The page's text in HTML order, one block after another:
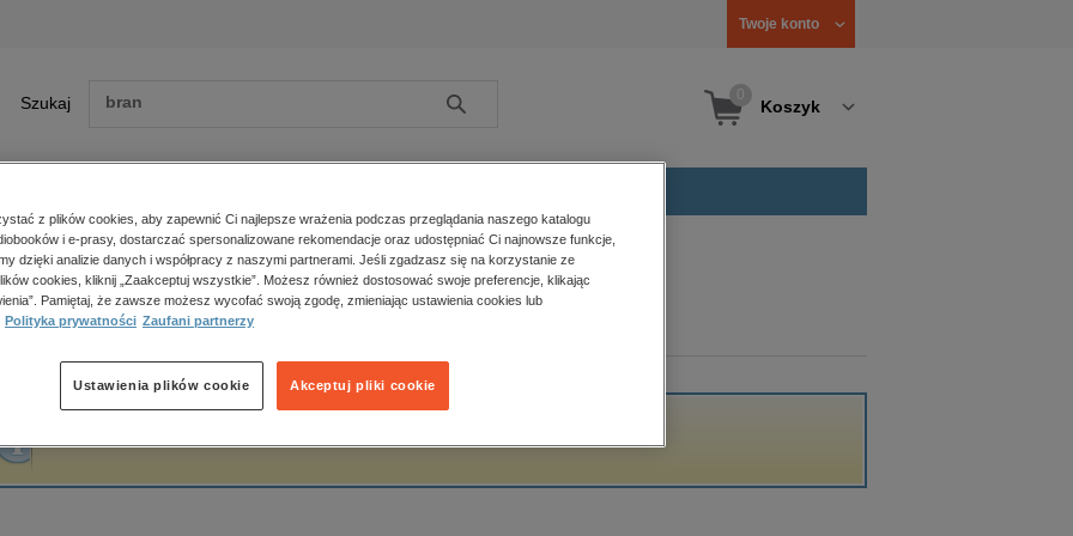
Twoje konto
Szukaj Szukaj Koszyk
Zobacz wszystkie E-prasa
polityka, społeczno-informacyjne
psychologiczne
popularno-naukowe
historia
główna Jan Grzenia
Grzenia
z plików cookies, aby zapewnić Ci najlepsze wrażenia podczas przeglądania naszego katalogu
i e-prasy, dostarczać spersonalizowane rekomendacje oraz udostępniać Ci najnowsze funkcje,
dzięki analizie danych i współpracy z naszymi partnerami. Jeśli zgadzasz się na korzystanie ze
cookies, kliknij „Zaakceptuj wszystkie”. Możesz również dostosować swoje preferencje, klikając
Pamiętaj, że zawsze możesz wycofać swoją zgodę, zmieniając ustawienia cookies lub
Polityka prywatności Zaufani partnerzy
Akceptuj pliki cookie
Ustawienia plików cookie